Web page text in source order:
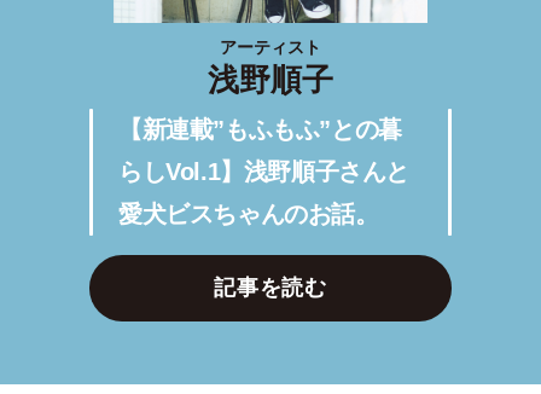
アーティスト
浅野順子
【新連載”もふもふ”との暮
らしVol.1】浅野順子さんと
愛犬ビスちゃんのお話。
記事を読む